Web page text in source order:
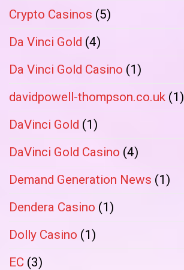
Crypto Casinos (5)
Da Vinci Gold (4)
Da Vinci Gold Casino (1)
davidpowell-thompson.co.uk (1)
DaVinci Gold (1)
DaVinci Gold Casino (4)
Demand Generation News (1)
Dendera Casino (1)
Dolly Casino (1)
EC (3)